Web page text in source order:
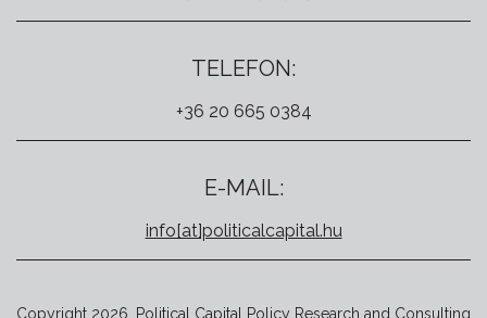
TELEFON:
+36 20 665 0384
E-MAIL:
info[at]politicalcapital.hu
Copyright 2026. Political Capital Policy Research and Consulting